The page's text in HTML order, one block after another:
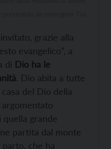
grazie alla
evangelico”, a
di Dio ha le
. Dio abita a tutte
del Dio della
argomentato
quella grande
partita dal monte
che ha